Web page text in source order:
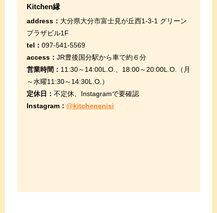
Kitchen縁
address： 大分県大分市富士見が丘西1-3-1 グリーン
プラザビル1F
tel： 097-541-5569
access： JR豊後国分駅から車で約６分
営業時間： 11:30～14:00L.O.、18:00～20:00L.O.（月
～水曜11:30～14:30L.O.）
定休日： 不定休、Instagramで要確認
Instagram： @kitchenenisi